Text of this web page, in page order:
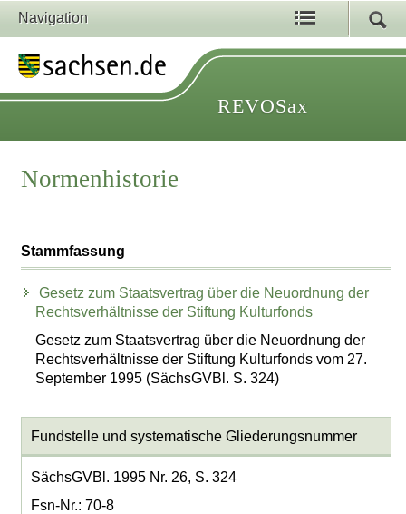
Navigation
REVOSax
Normenhistorie
Stammfassung
Gesetz zum Staatsvertrag über die Neuordnung der
Rechtsverhältnisse der Stiftung Kulturfonds
Gesetz zum Staatsvertrag über die Neuordnung der
Rechtsverhältnisse der Stiftung Kulturfonds vom 27.
September 1995 (SächsGVBl. S. 324)
Fundstelle und systematische Gliederungsnummer
SächsGVBl. 1995 Nr. 26, S. 324
Fsn-Nr.: 70-8